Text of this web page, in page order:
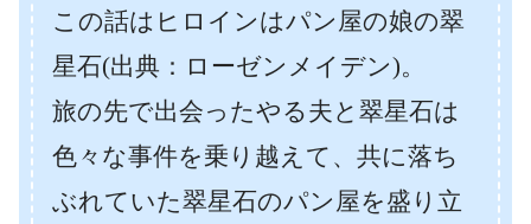
この話はヒロインはパン屋の娘の翠
星石(出典：ローゼンメイデン)。
旅の先で出会ったやる夫と翠星石は
色々な事件を乗り越えて、共に落ち
ぶれていた翠星石のパン屋を盛り立